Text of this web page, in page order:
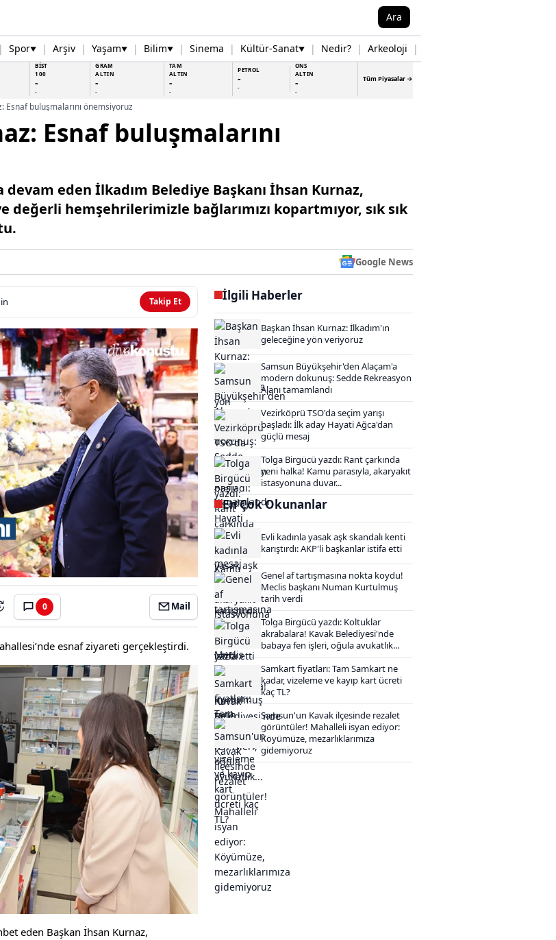
Ara
| Spor▼ | Arşiv | Yaşam▼ | Bilim▼ | Sinema | Kültür-Sanat▼ | Nedir? | Arkeoloji |
BİST
100
-
-
GRAM
ALTIN
-
-
TAM
ALTIN
-
-
PETROL
-
-
ONS
ALTIN
-
-
Tüm Piyasalar →
Esnaf buluşmalarını önemsiyoruz
Esnaf buluşmalarını
eden İlkadım Belediye Başkanı İhsan Kurnaz,
değerli hemşehrilerimizle bağlarımızı kopartmıyor, sık sık
Google News
Takip Et
0 Mail
esnaf ziyareti gerçekleştirdi.
eden Başkan İhsan Kurnaz,
İlgili Haberler
Başkan İhsan Kurnaz: İlkadım'ın
geleceğine yön veriyoruz
Samsun Büyükşehir'den Alaçam'a
modern dokunuş: Sedde Rekreasyon
Alanı tamamlandı
Vezirköprü TSO'da seçim yarışı
başladı: İlk aday Hayati Ağca'dan
güçlü mesaj
Tolga Birgücü yazdı: Rant çarkında
yeni halka! Kamu parasıyla, akaryakıt
istasyonuna duvar...
En Çok Okunanlar
Evli kadınla yasak aşk skandalı kenti
karıştırdı: AKP'li başkanlar istifa etti
Genel af tartışmasına nokta koydu!
Meclis başkanı Numan Kurtulmuş
tarih verdi
Tolga Birgücü yazdı: Koltuklar
akrabalara! Kavak Belediyesi'nde
babaya fen işleri, oğula avukatlık...
Samkart fiyatları: Tam Samkart ne
kadar, vizeleme ve kayıp kart ücreti
kaç TL?
Samsun'un Kavak ilçesinde rezalet
görüntüler! Mahalleli isyan ediyor:
Köyümüze, mezarlıklarımıza
gidemiyoruz